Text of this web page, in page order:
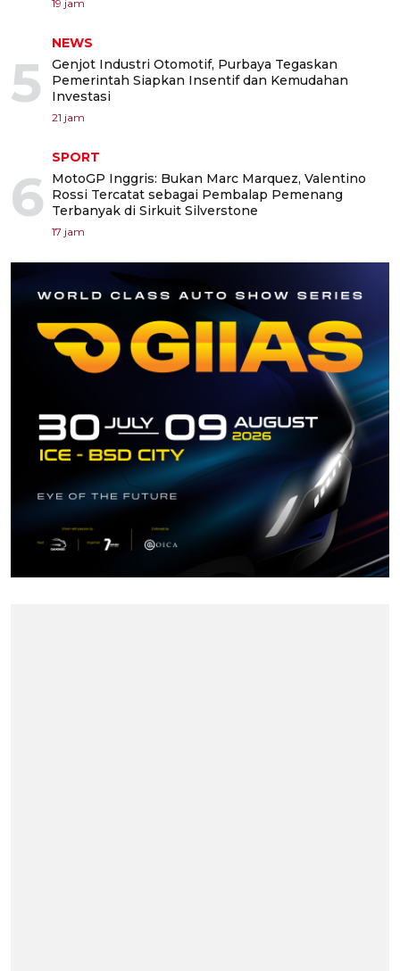
19 jam
5
NEWS
Genjot Industri Otomotif, Purbaya Tegaskan
Pemerintah Siapkan Insentif dan Kemudahan
Investasi
21 jam
6
SPORT
MotoGP Inggris: Bukan Marc Marquez, Valentino
Rossi Tercatat sebagai Pembalap Pemenang
Terbanyak di Sirkuit Silverstone
17 jam